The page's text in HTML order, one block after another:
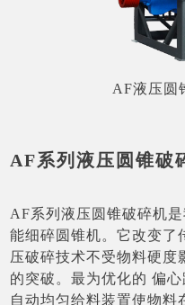
AF液压圆
AF系列液压圆锥破
AF系列液压圆锥破碎机
能细碎圆锥机。它改变了
压破碎技术不受物料硬度
的突破。最为优化的 偏
自动均匀给料装置使物料